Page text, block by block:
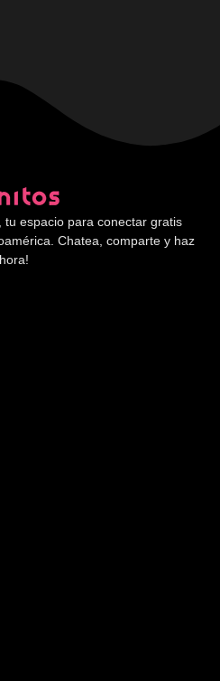
tu espacio para conectar gratis
Chatea, comparte y haz